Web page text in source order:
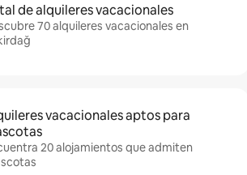
de alquileres vacacionales
70 alquileres vacacionales en
vacacionales aptos para
20 alojamientos que admiten